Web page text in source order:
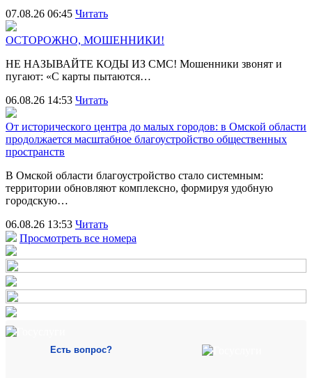
07.08.26 06:45 Читать
ОСТОРОЖНО, МОШЕННИКИ!
НЕ НАЗЫВАЙТЕ КОДЫ ИЗ СМС! Мошенники звонят и
пугают: «С карты пытаются…
06.08.26 14:53 Читать
От исторического центра до малых городов: в Омской области
продолжается масштабное благоустройство общественных
пространств
В Омской области благоустройство стало системным:
территории обновляют комплексно, формируя удобную
городскую…
06.08.26 13:53 Читать
Просмотреть все номера
Есть вопрос?